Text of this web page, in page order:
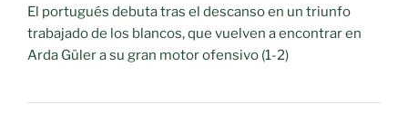
El portugués debuta tras el descanso en un triunfo
trabajado de los blancos, que vuelven a encontrar en
Arda Güler a su gran motor ofensivo (1-2)